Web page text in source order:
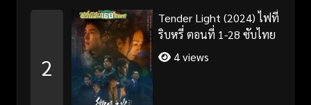
2
Tender Light (2024) ไฟที่
ริบหรี่ ตอนที่ 1-28 ซับไทย
4 views